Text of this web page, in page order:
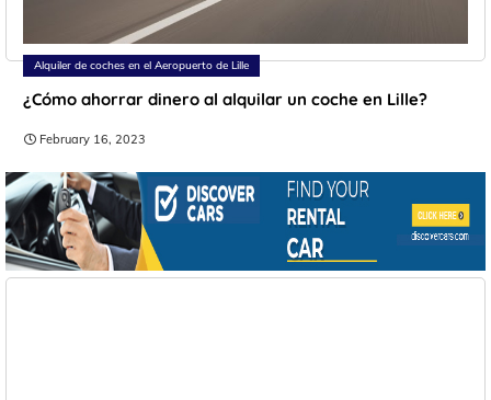
Alquiler de coches en el Aeropuerto de Lille
¿Cómo ahorrar dinero al alquilar un coche en Lille?
February 16, 2023